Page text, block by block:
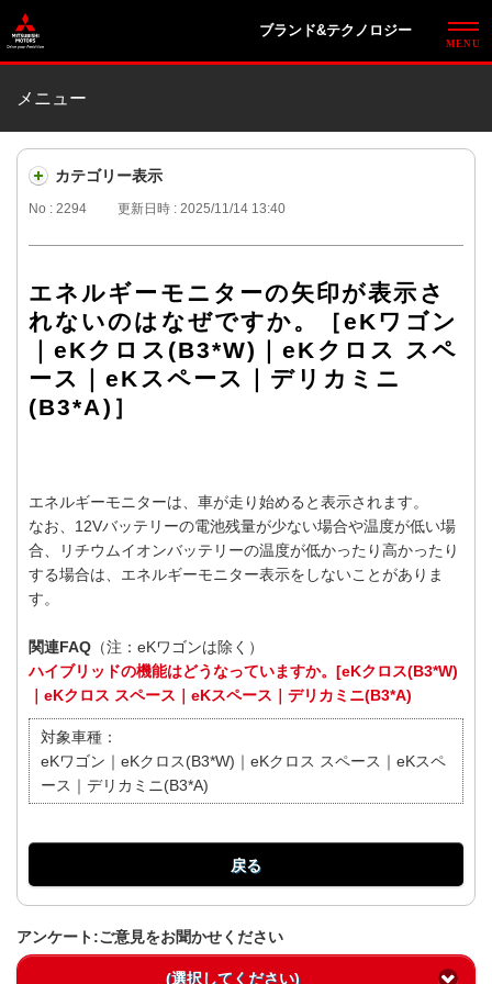
ブランド&テクノロジー
メニュー
カテゴリー表示
No : 2294 更新日時 : 2025/11/14 13:40
エネルギーモニターの矢印が表示さ
れないのはなぜですか。［eKワゴン
｜eKクロス(B3*W)｜eKクロス スペ
ース｜eKスペース｜デリカミニ
(B3*A)］
エネルギーモニターは、車が走り始めると表示されます。
なお、12Vバッテリーの電池残量が少ない場合や温度が低い場
合、リチウムイオンバッテリーの温度が低かったり高かったり
する場合は、エネルギーモニター表示をしないことがありま
す。
関連FAQ （注：eKワゴンは除く）
ハイブリッドの機能はどうなっていますか。[eKクロス(B3*W)
｜eKクロス スペース｜eKスペース｜デリカミニ(B3*A)
対象車種：
eKワゴン｜eKクロス(B3*W)｜eKクロス スペース｜eKスペ
ース｜デリカミニ(B3*A)
戻る
アンケート:ご意見をお聞かせください
(選択してください)